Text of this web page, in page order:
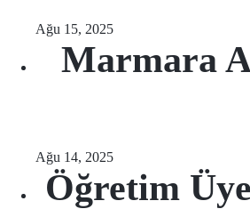
Ağu 15, 2025
Marmara
Ağu 14, 2025
Öğretim